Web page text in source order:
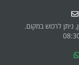
ניתן לרכוש במקום.